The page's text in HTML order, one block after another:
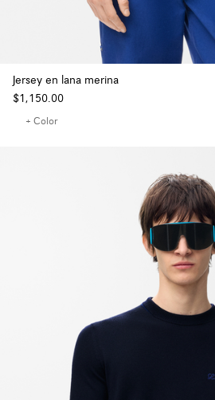
Jersey en lana merina
$1,150.00
+ Color